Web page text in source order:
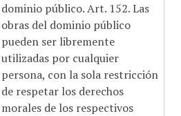
dominio público. Art. 152. Las
obras del dominio público
pueden ser libremente
utilizadas por cualquier
persona, con la sola restricción
de respetar los derechos
morales de los respectivos